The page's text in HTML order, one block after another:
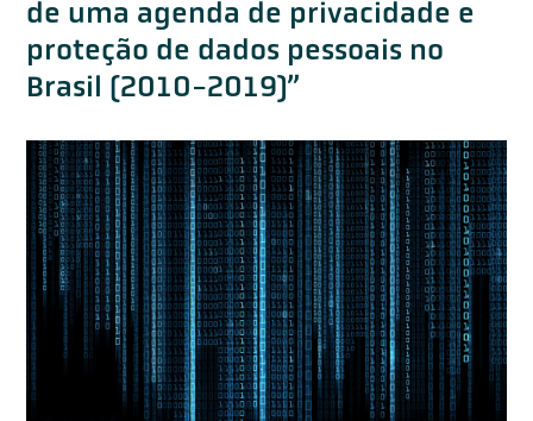
de uma agenda de privacidade e
proteção de dados pessoais no
Brasil (2010-2019)”